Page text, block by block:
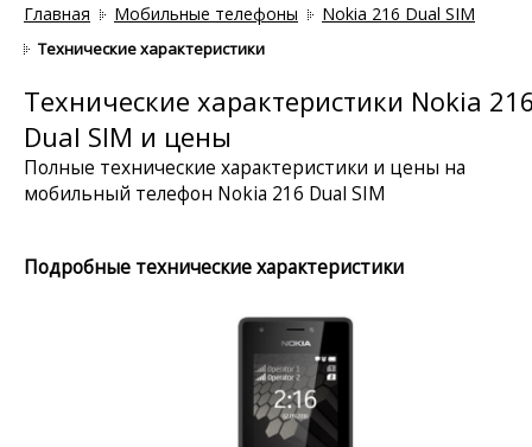
Главная Мобильные телефоны Nokia 216 Dual SIM
Технические характеристики
Технические характеристики Nokia
Dual SIM и цены
Полные технические характеристики и цены на
мобильный телефон Nokia 216 Dual SIM
Подробные технические характеристики